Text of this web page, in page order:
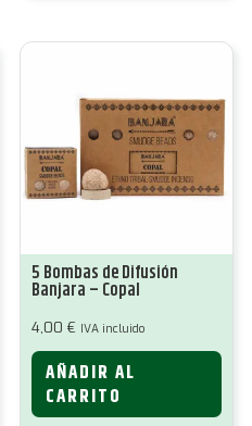
5 Bombas de Difusión
Banjara – Copal
4,00 € IVA incluido
AÑADIR AL
CARRITO